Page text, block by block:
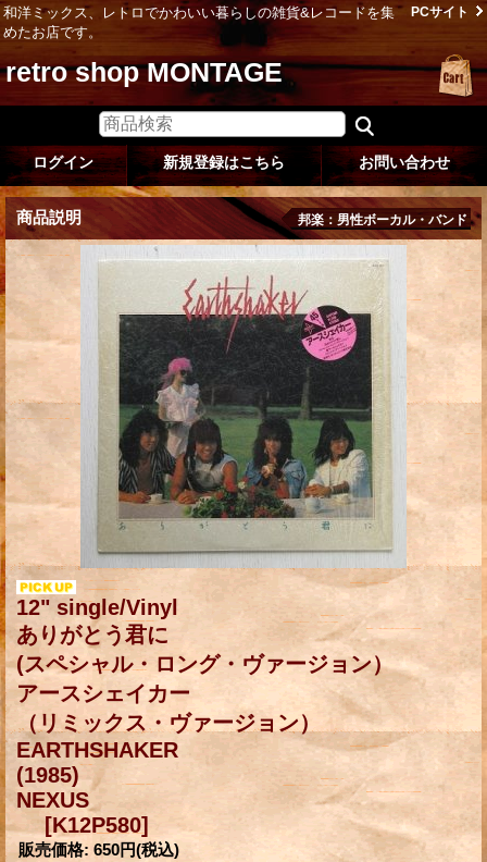
和洋ミックス、レトロでかわいい暮らしの雑貨&レコードを集
めたお店です。
PCサイト
retro shop MONTAGE
ログイン 新規登録はこちら お問い合わせ
商品説明 邦楽：男性ボーカル・バンド
12" single/Vinyl
ありがとう君に
(スペシャル・ロング・ヴァージョン）
アースシェイカー
（リミックス・ヴァージョン）
EARTHSHAKER
(1985)
NEXUS
[K12P580]
販売価格: 650円(税込)